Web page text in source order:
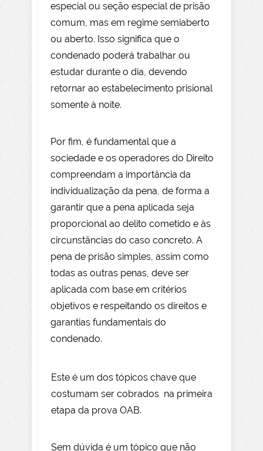
especial ou seção especial de prisão
comum, mas em regime semiaberto
ou aberto. Isso significa que o
condenado poderá trabalhar ou
estudar durante o dia, devendo
retornar ao estabelecimento prisional
somente à noite.
Por fim, é fundamental que a
sociedade e os operadores do Direito
compreendam a importância da
individualização da pena, de forma a
garantir que a pena aplicada seja
proporcional ao delito cometido e às
circunstâncias do caso concreto. A
pena de prisão simples, assim como
todas as outras penas, deve ser
aplicada com base em critérios
objetivos e respeitando os direitos e
garantias fundamentais do
condenado.
Este é um dos tópicos chave que
costumam ser cobrados na primeira
etapa da prova OAB.
Sem dúvida é um tópico que não